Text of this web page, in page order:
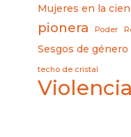
Mujeres en la
pionera Poder
Sesgos de género
techo de cristal